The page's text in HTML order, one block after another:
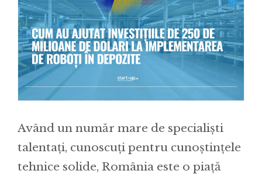
Având un număr mare de specialiști
talentați, cunoscuți pentru cunoștințele
tehnice solide, România este o piață